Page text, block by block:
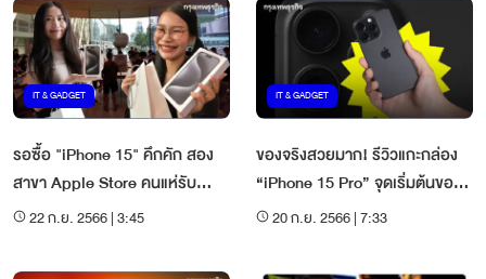
IT & GADGET
รอซื้อ "iPhone 15" คึกคัก สอง
สาขา Apple Store คนแห่รับ
เครื่องล้นหลาม
22 ก.ย. 2566 | 3:45
IT & GADGET
ของจริงสวยมาก! รีวิวแกะกล่อง
“iPhone 15 Pro” จุดเริ่มต้นของ
ยุคใหม่ไอโฟน
20 ก.ย. 2566 | 7:33